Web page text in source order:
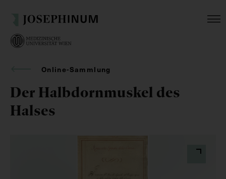
Online-Sammlung
Der Halbdornmuskel des
Halses